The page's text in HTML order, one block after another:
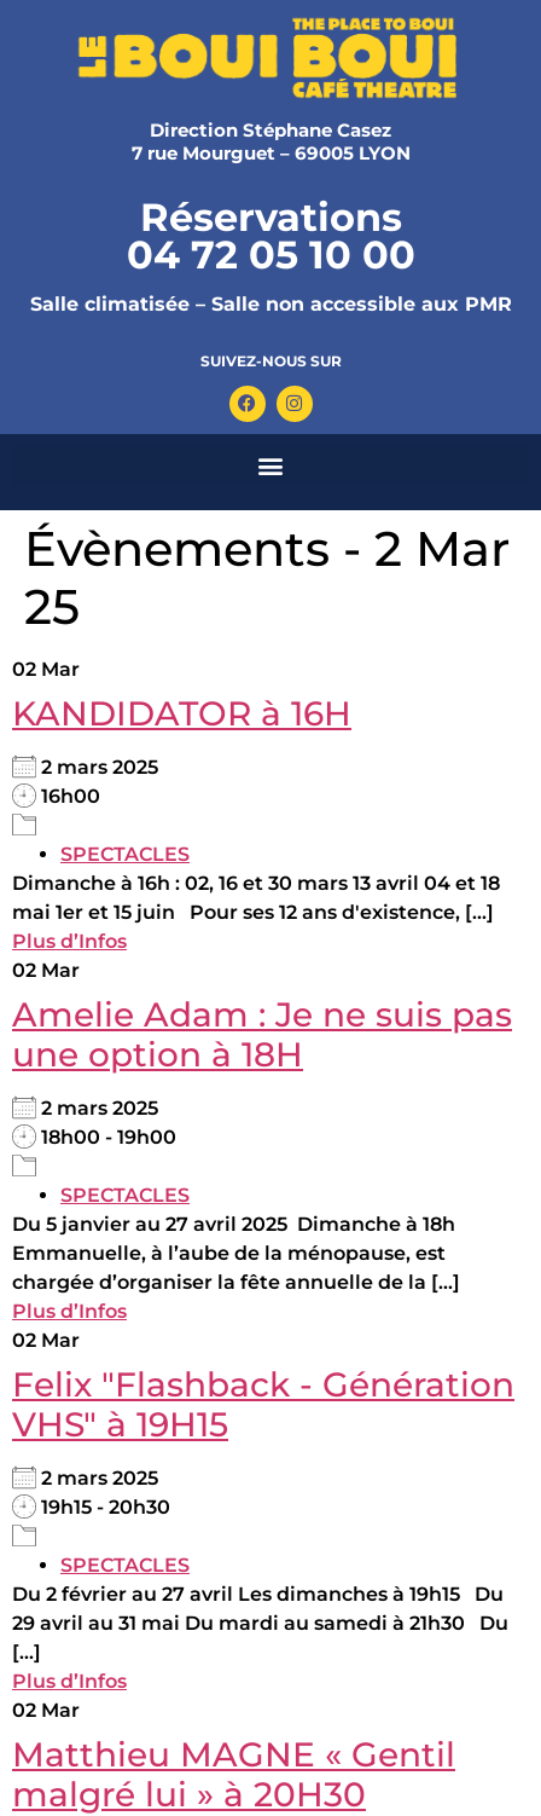
Direction Stéphane Casez
7 rue Mourguet – 69005 LYON
Réservations
04 72 05 10 00
Salle climatisée – Salle non accessible aux PMR
SUIVEZ-NOUS SUR
Évènements - 2 Mar
25
02 Mar
KANDIDATOR à 16H
2 mars 2025
16h00
SPECTACLES
Dimanche à 16h : 02, 16 et 30 mars 13 avril 04 et 18
mai 1er et 15 juin Pour ses 12 ans d'existence, [...]
Plus d’Infos
02 Mar
Amelie Adam : Je ne suis pas
une option à 18H
2 mars 2025
18h00 - 19h00
SPECTACLES
Du 5 janvier au 27 avril 2025 Dimanche à 18h
Emmanuelle, à l’aube de la ménopause, est
chargée d’organiser la fête annuelle de la [...]
Plus d’Infos
02 Mar
Felix "Flashback - Génération
VHS" à 19H15
2 mars 2025
19h15 - 20h30
SPECTACLES
Du 2 février au 27 avril Les dimanches à 19h15 Du
29 avril au 31 mai Du mardi au samedi à 21h30 Du
[...]
Plus d’Infos
02 Mar
Matthieu MAGNE « Gentil
malgré lui » à 20H30